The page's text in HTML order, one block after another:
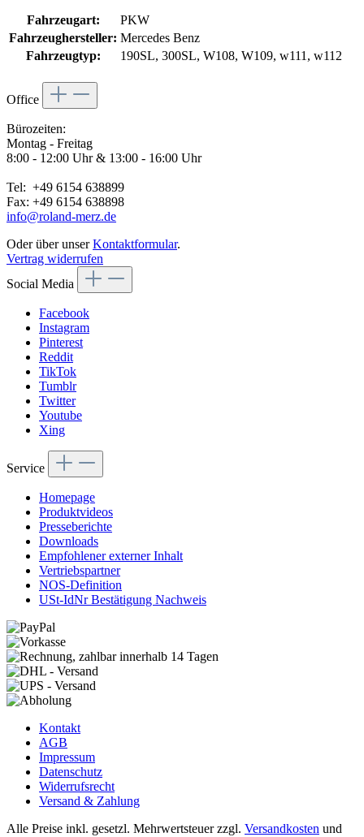
Fahrzeugart:
PKW
Fahrzeughersteller: Mercedes Benz
Fahrzeugtyp:
190SL, 300SL, W108, W109, w111, w112
Office
Bürozeiten:
Montag - Freitag
8:00 - 12:00 Uhr & 13:00 - 16:00 Uhr
Tel: +49 6154 638899
Fax: +49 6154 638898
info@roland-merz.de
Oder über unserKontaktformular.
Vertrag widerrufen
Social Media
Facebook
Instagram
Pinterest
Reddit
TikTok
Tumblr
Twitter
Youtube
Xing
Service
Homepage
Produktvideos
Presseberichte
Downloads
Empfohlener externer Inhalt
Vertriebspartner
NOS-Definition
USt-IdNr Bestätigung Nachweis
Kontakt
AGB
Impressum
Datenschutz
Widerrufsrecht
Versand & Zahlung
Alle Preise inkl. gesetzl. Mehrwertsteuer zzgl. Versandkosten und